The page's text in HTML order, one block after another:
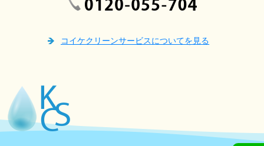
コイケクリーンサービスについてを見る